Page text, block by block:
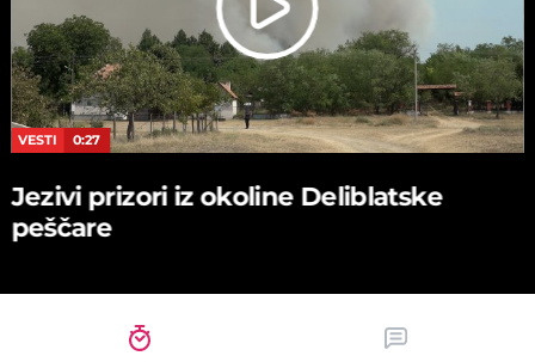
VESTI 0:27
Jezivi prizori iz okoline Deliblatske
peščare